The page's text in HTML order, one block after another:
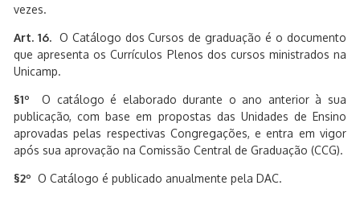
vezes.
Art. 16. O Catálogo dos Cursos de graduação é o documento
que apresenta os Currículos Plenos dos cursos ministrados na
Unicamp.
§1ºO catálogo é elaborado durante o ano anterior à sua
publicação, com base em propostas das Unidades de Ensino
aprovadas pelas respectivas Congregações, e entra em vigor
após sua aprovação na Comissão Central de Graduação (CCG).
§2º O Catálogo é publicado anualmente pela DAC.